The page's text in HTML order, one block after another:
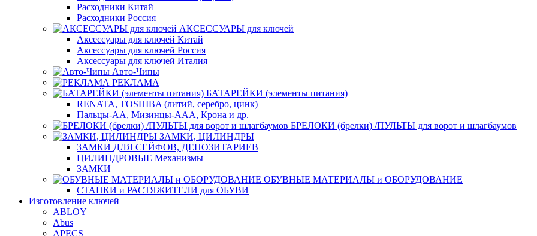
Расходники Китай
Расходники Россия
АКСЕССУАРЫ для ключей
Аксессуары для ключей Китай
Аксессуары для ключей Россия
Аксессуары для ключей Италия
Авто-Чипы
РЕКЛАМА
БАТАРЕЙКИ (элементы питания)
RENATA, TOSHIBA (литий, серебро, цинк)
Пальцы-АА, Мизинцы-ААА, Крона и др.
БРЕЛОКИ (брелки) /ПУЛЬТЫ для ворот и шлагбаумов
ЗАМКИ, ЦИЛИНДРЫ
ЗАМКИ ДЛЯ СЕЙФОВ, ДЕПОЗИТАРИЕВ
ЦИЛИНДРОВЫЕ Механизмы
ЗАМКИ
ОБУВНЫЕ МАТЕРИАЛЫ и ОБОРУДОВАНИЕ
СТАНКИ и РАСТЯЖИТЕЛИ для ОБУВИ
Изготовление ключей
ABLOY
Abus
APECS